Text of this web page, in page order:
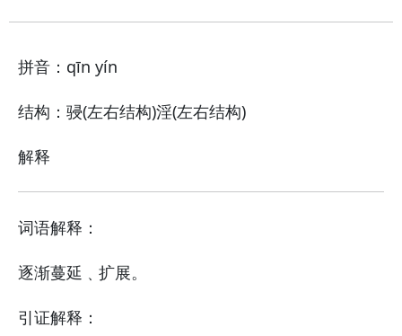
拼音：qīn yín
结构：骎(左右结构)淫(左右结构)
解释
词语解释：
逐渐蔓延﹑扩展。
引证解释：